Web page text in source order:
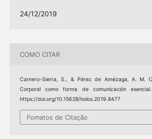
24/12/2019
COMO CITAR
Carnero-Sierra, S., & Pérez de Amézaga, A. M.
Corporal como forma de comunicación
https://doi.org/10.15628/holos.2019.8477
Fomatos de Citação